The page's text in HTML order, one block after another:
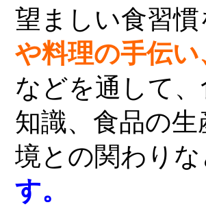
望ましい食習
や料理の手伝
などを通して
知識、食品の
境との関わりな
す。